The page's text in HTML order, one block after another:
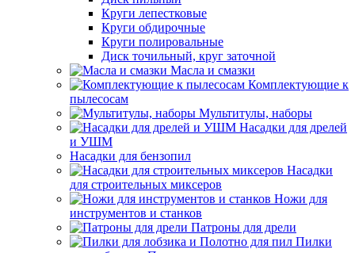
Круги лепестковые
Круги обдирочные
Круги полировальные
Диск точильный, круг заточной
Масла и смазки
Комплектующие к
пылесосам
Мультитулы, наборы
Насадки для дрелей
и УШМ
Насадки для бензопил
Насадки
для строительных миксеров
Ножи для
инструментов и станков
Патроны для дрели
Пилки